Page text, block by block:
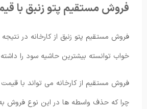
فروش مستقیم پتو زنبق با
فروش مستقیم پتو زنبق از کارخانه در نتیجه
خواب توانسته بیشترین حاشیه سود را
فروش مستقیم از کارخانه می تواند با
چرا که حذف واسطه ها در این نوع فروش